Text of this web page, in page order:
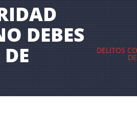
DEBES
DELITOS